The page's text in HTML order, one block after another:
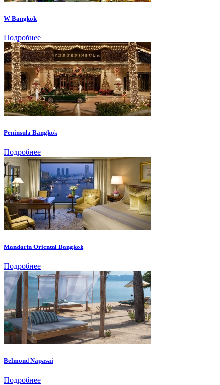
W Bangkok
Подробнее
Peninsula Bangkok
Подробнее
Mandarin Oriental Bangkok
Подробнее
Belmond Napasai
Подробнее